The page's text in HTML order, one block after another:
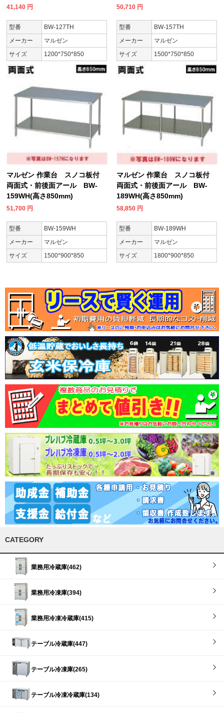
41,140 円
型番
BW-127TH
メーカー
マルゼン
サイズ
1200*750*850
50,710 円
型番
BW-157TH
メーカー
マルゼン
サイズ
1500*750*850
マルゼン 作業台 スノコ板付
両面式・前後面アール BW-
159WH(高さ850mm)
51,700 円
型番
BW-159WH
メーカー
マルゼン
サイズ
1500*900*850
マルゼン 作業台 スノコ板付
両面式・前後面アール BW-
189WH(高さ850mm)
58,850 円
型番
BW-189WH
メーカー
マルゼン
サイズ
1800*900*850
CATEGORY
業務用冷蔵庫(462)
業務用冷凍庫(394)
業務用冷凍冷蔵庫(415)
テーブル冷蔵庫(447)
テーブル冷凍庫(265)
テーブル冷凍冷蔵庫(134)